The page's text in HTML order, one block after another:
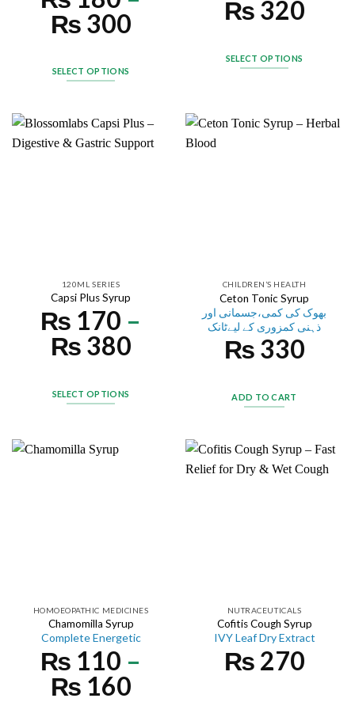
₨ 300
SELECT OPTIONS
₨ 320
SELECT OPTIONS
120ML SERIES
Capsi Plus Syrup
₨ 170 –
₨ 380
SELECT OPTIONS
CHILDREN’S HEALTH
Ceton Tonic Syrup
بھوک کی کمی،جسمانی اور
ذہنی کمزوری کے لیےٹانک
₨ 330
ADD TO CART
HOMOEOPATHIC MEDICINES
Chamomilla Syrup
Complete Energetic
₨ 110 –
₨ 160
NUTRACEUTICALS
Cofitis Cough Syrup
IVY Leaf Dry Extract
₨ 270